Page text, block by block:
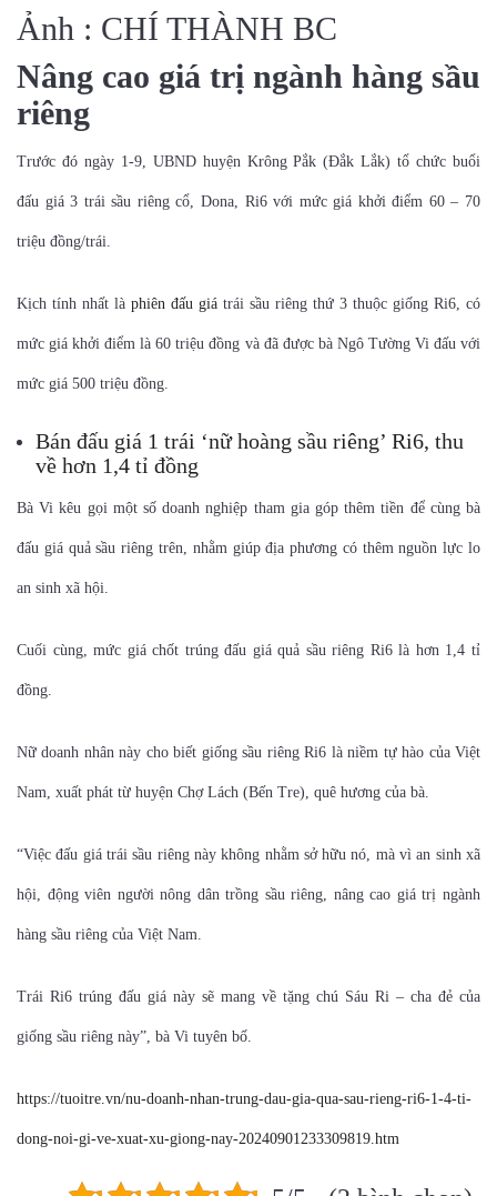
Ảnh : CHÍ THÀNH BC
Nâng cao giá trị ngành hàng sầu
riêng
Trước đó ngày 1-9, UBND huyện Krông Pắk (Đắk Lắk) tổ chức buổi
đấu giá 3 trái sầu riêng cổ, Dona, Ri6 với mức giá khởi điểm 60 – 70
triệu đồng/trái.
Kịch tính nhất là phiên đấu giá trái sầu riêng thứ 3 thuộc giống Ri6, có
mức giá khởi điểm là 60 triệu đồng và đã được bà Ngô Tường Vi đấu với
mức giá 500 triệu đồng.
Bán đấu giá 1 trái ‘nữ hoàng sầu riêng’ Ri6, thu
về hơn 1,4 tỉ đồng
Bà Vi kêu gọi một số doanh nghiệp tham gia góp thêm tiền để cùng bà
đấu giá quả sầu riêng trên, nhằm giúp địa phương có thêm nguồn lực lo
an sinh xã hội.
Cuối cùng, mức giá chốt trúng đấu giá quả sầu riêng Ri6 là hơn 1,4 tỉ
đồng.
Nữ doanh nhân này cho biết giống sầu riêng Ri6 là niềm tự hào của Việt
Nam, xuất phát từ huyện Chợ Lách (Bến Tre), quê hương của bà.
“Việc đấu giá trái sầu riêng này không nhằm sở hữu nó, mà vì an sinh xã
hội, động viên người nông dân trồng sầu riêng, nâng cao giá trị ngành
hàng sầu riêng của Việt Nam.
Trái Ri6 trúng đấu giá này sẽ mang về tặng chú Sáu Ri – cha đẻ của
giống sầu riêng này”, bà Vi tuyên bố.
https://tuoitre.vn/nu-doanh-nhan-trung-dau-gia-qua-sau-rieng-ri6-1-4-ti-
dong-noi-gi-ve-xuat-xu-giong-nay-20240901233309819.htm